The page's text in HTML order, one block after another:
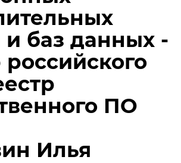
баз данных -
российского
ПО
Илья